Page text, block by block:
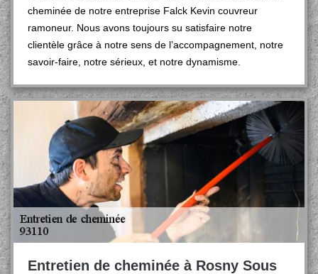
cheminée de notre entreprise Falck Kevin couvreur
ramoneur. Nous avons toujours su satisfaire notre
clientèle grâce à notre sens de l’accompagnement, notre
savoir-faire, notre sérieux, et notre dynamisme.
Entretien de cheminée à Rosny Sous